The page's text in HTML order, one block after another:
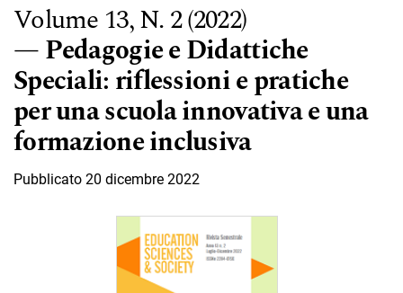
Volume 13,N. 2 (2022)
Pedagogie e Didattiche
Speciali: riflessioni e pratiche
per una scuola innovativa e una
formazione inclusiva
Pubblicato 20 dicembre 2022